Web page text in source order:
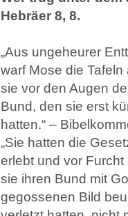
Hebräer 8, 8.
„Aus ungeheurer
warf Mose die
sie vor den Augen
Bund, den sie erst
hatten.“ –
„Sie hatten die
erlebt und vor
sie ihren Bund mit
gegossenen Bild